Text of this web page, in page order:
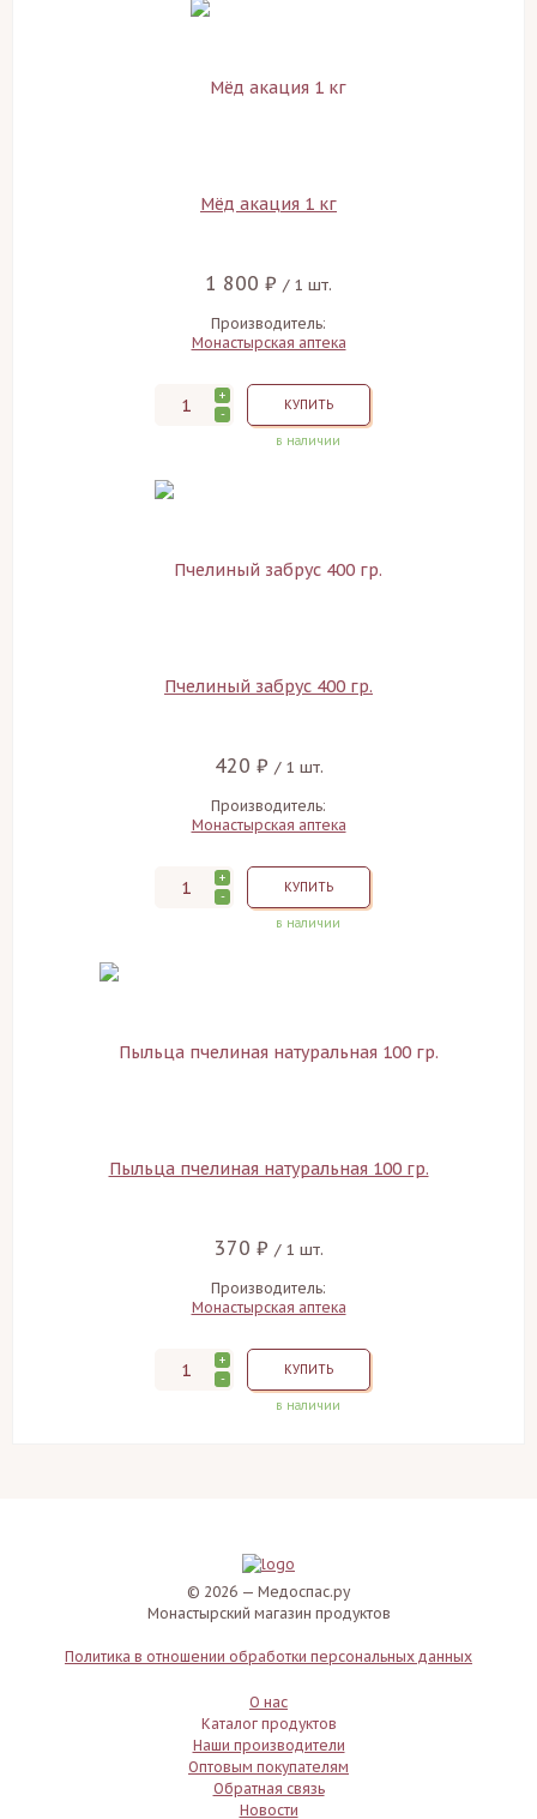
Мёд акация 1 кг
1 800 ₽ / 1 шт.
Производитель:
Монастырская аптека
+
-
КУПИТЬ
в наличии
Пчелиный забрус 400 гр.
420 ₽ / 1 шт.
Производитель:
Монастырская аптека
+
-
КУПИТЬ
в наличии
Пыльца пчелиная натуральная 100 гр.
370 ₽ / 1 шт.
Производитель:
Монастырская аптека
+
-
КУПИТЬ
в наличии
© 2026 — Медоспас.ру
Монастырский магазин продуктов
Политика в отношении обработки персональных данных
О нас
Каталог продуктов
Наши производители
Оптовым покупателям
Обратная связь
Новости